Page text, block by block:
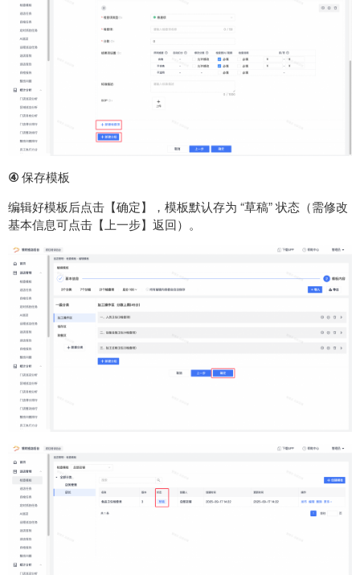
④保存模板
编辑好模板后点击【确定】，模板默认存为 “草稿” 状态（需修改
基本信息可点击【上一步】返回）。